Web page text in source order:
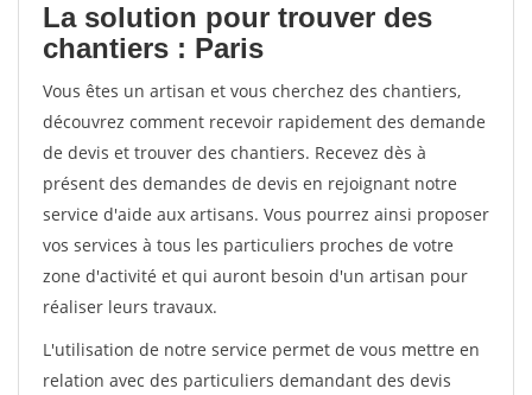
La solution pour trouver des
chantiers : Paris
Vous êtes un artisan et vous cherchez des chantiers,
découvrez comment recevoir rapidement des demande
de devis et trouver des chantiers. Recevez dès à
présent des demandes de devis en rejoignant notre
service d'aide aux artisans. Vous pourrez ainsi proposer
vos services à tous les particuliers proches de votre
zone d'activité et qui auront besoin d'un artisan pour
réaliser leurs travaux.
L'utilisation de notre service permet de vous mettre en
relation avec des particuliers demandant des devis